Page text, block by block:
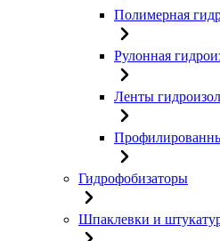
Полимерная
Рулонная
Ленты
Гидрофобизаторы
Шпаклевки и